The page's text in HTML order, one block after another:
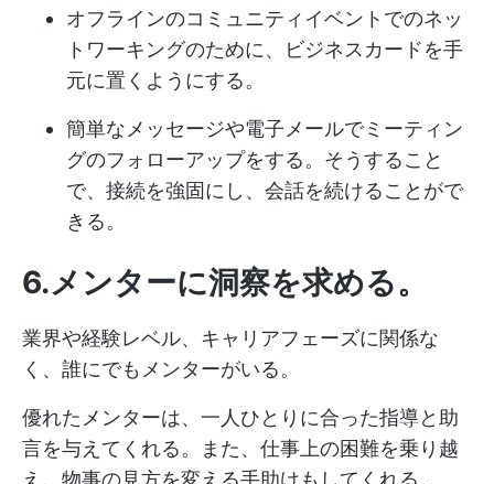
オフラインのコミュニティイベントでのネッ
トワーキングのために、ビジネスカードを手
元に置くようにする。
簡単なメッセージや電子メールでミーティン
グのフォローアップをする。そうすること
で、接続を強固にし、会話を続けることがで
きる。
6.メンターに洞察を求める。
業界や経験レベル、キャリアフェーズに関係な
く、誰にでもメンターがいる。
優れたメンターは、一人ひとりに合った指導と助
言を与えてくれる。また、仕事上の困難を乗り越
え、物事の見方を変える手助けもしてくれる。